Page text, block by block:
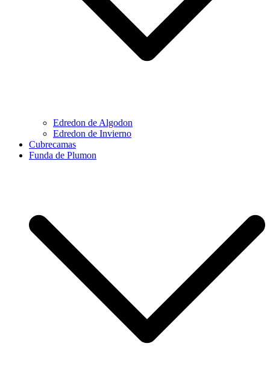
Edredon de Algodon
Edredon de Invierno
Cubrecamas
Funda de Plumon